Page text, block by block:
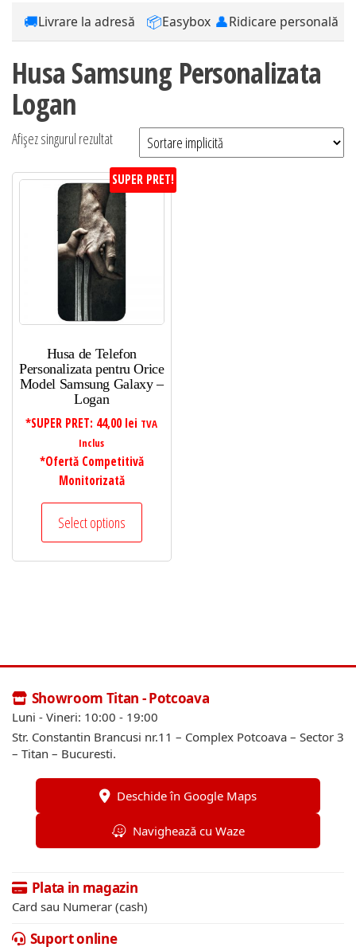
🚚Livrare la adresă 📦Easybox 👤Ridicare personală
Husa Samsung Personalizata
Logan
Afișez singurul rezultat
SUPER PRET!
Husa de Telefon
Personalizata pentru Orice
Model Samsung Galaxy –
Logan
*SUPER PRET: 44,00 lei TVA
Inclus
*Ofertă Competitivă
Monitorizată
Select options
Showroom Titan - Potcoava
Luni - Vineri: 10:00 - 19:00
Str. Constantin Brancusi nr.11 – Complex Potcoava – Sector 3
– Titan – Bucuresti.
Deschide în Google Maps
Navighează cu Waze
Plata in magazin
Card sau Numerar (cash)
Suport online